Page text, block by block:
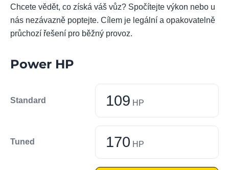
Chcete vědět, co získá váš vůz? Spočítejte výkon nebo u
nás nezávazně poptejte. Cílem je legální a opakovatelně
průchozí řešení pro běžný provoz.
Power HP
Standard 109 HP
Tuned 170 HP